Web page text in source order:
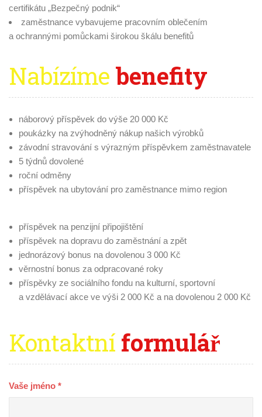
certifikátu „Bezpečný podnik“
zaměstnance vybavujeme pracovním oblečením
a ochrannými pomůckami širokou škálu benefitů
Nabízíme benefity
náborový příspěvek do výše 20 000 Kč
poukázky na zvýhodněný nákup našich výrobků
závodní stravování s výrazným příspěvkem zaměstnavatele
5 týdnů dovolené
roční odměny
příspěvek na ubytování pro zaměstnance mimo region
příspěvek na penzijní připojištění
příspěvek na dopravu do zaměstnání a zpět
jednorázový bonus na dovolenou 3 000 Kč
věrnostní bonus za odpracované roky
příspěvky ze sociálního fondu na kulturní, sportovní
a vzdělávací akce ve výši 2 000 Kč a na dovolenou 2 000 Kč
Kontaktníformulář
Vaše jméno *